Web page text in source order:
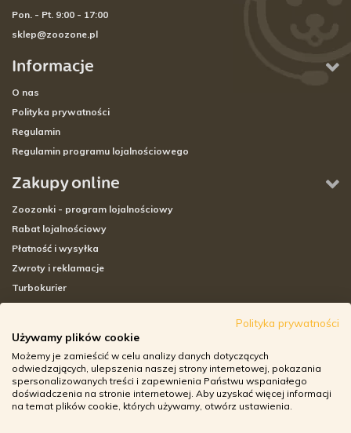
Informacje
O nas
Polityka prywatności
Regulamin
Regulamin programu lojalnościowego
Zakupy online
Zoozonki - program lojalnościowy
Rabat lojalnościowy
Płatność i wysyłka
Zwroty i reklamacje
Turbokurier
Adresy sklepów stacjonarnych
Godziny otwarcia sklepów
Aplikacja zoozone.pl
Zwroty i reklamacje
Pon. - Pt. 9:00 - 17:00
sklep@zoozone.pl
Polityka prywatności
Używamy plików cookie
Możemy je zamieścić w celu analizy danych dotyczących
odwiedzających, ulepszenia naszej strony internetowej, pokazania
spersonalizowanych treści i zapewnienia Państwu wspaniałego
doświadczenia na stronie internetowej. Aby uzyskać więcej informacji
na temat plików cookie, których używamy, otwórz ustawienia.